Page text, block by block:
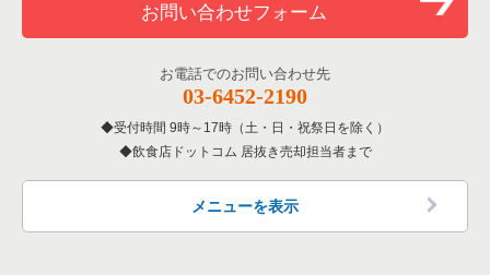
お問い合わせフォーム
お電話でのお問い合わせ先
03-6452-2190
受付時間 9時～17時（土・日・祝祭日を除く）
飲食店ドットコム 居抜き売却担当者まで
メニューを表示